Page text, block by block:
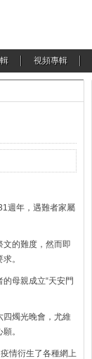
視頻專輯
週年，遇難者家屬
的難度，然而即
。
母親成立“天安門
四燭光晚會，尤維
。
情衍生了各種網上